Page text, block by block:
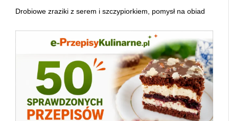
Drobiowe zraziki z serem i szczypiorkiem, pomysł na obiad